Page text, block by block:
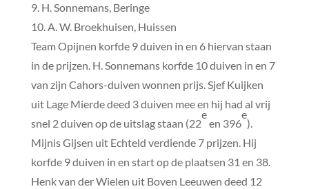
9. H. Sonnemans, Beringe
10. A. W. Broekhuisen, Huissen
Team Opijnen korfde 9 duiven in en 6 hiervan staan
in de prijzen. H. Sonnemans korfde 10 duiven in en 7
van zijn Cahors-duiven wonnen prijs. Sjef Kuijken
uit Lage Mierde deed 3 duiven mee en hij had al vrij
snel 2 duiven op de uitslag staan (22
e
en 396
e
).
Mijnis Gijsen uit Echteld verdiende 7 prijzen. Hij
korfde 9 duiven in en start op de plaatsen 31 en 38.
Henk van der Wielen uit Boven Leeuwen deed 12